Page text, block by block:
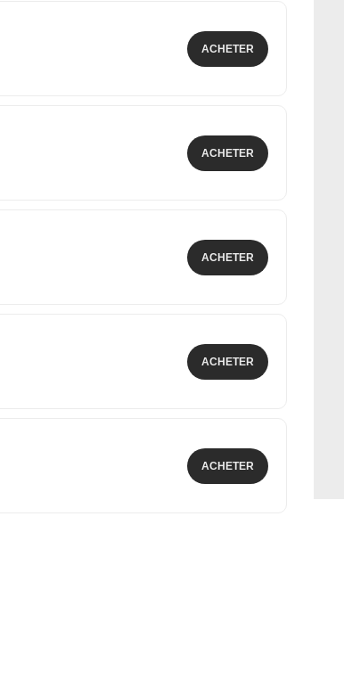
ACHETER
ACHETER
ACHETER
ACHETER
ACHETER